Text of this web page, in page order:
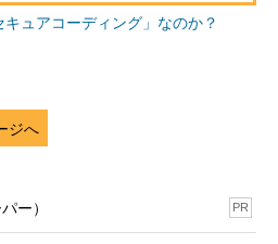
こさないようにするためには、読
要があります。また、バッファ長は
で、引数として受け取りましょう。
キュアコーディング」なのか？
ジへ
ー） PR